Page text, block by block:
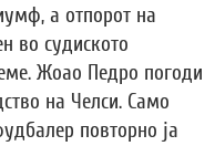
а отпорот на
во судиското
Жоао Педро погоди
на Челси. Само
повторно ја